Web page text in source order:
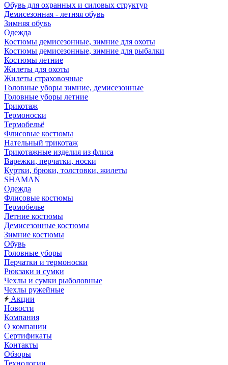
Обувь для охранных и силовых структур
Демисезонная - летняя обувь
Зимняя обувь
Одежда
Костюмы демисезонные, зимние для охоты
Костюмы демисезонные, зимние для рыбалки
Костюмы летние
Жилеты для охоты
Жилеты страховочные
Головные уборы зимние, демисезонные
Головные уборы летние
Трикотаж
Термоноски
Термобельё
Флисовые костюмы
Нательный трикотаж
Трикотажные изделия из флиса
Варежки, перчатки, носки
Куртки, брюки, толстовки, жилеты
SHAMAN
Одежда
Флисовые костюмы
Термобелье
Летние костюмы
Демисезонные костюмы
Зимние костюмы
Обувь
Головные уборы
Перчатки и термоноски
Рюкзаки и сумки
Чехлы и сумки рыболовные
Чехлы ружейные
Акции
Новости
Компания
О компании
Сертификаты
Контакты
Обзоры
Технологии